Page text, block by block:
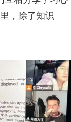
，除了知识